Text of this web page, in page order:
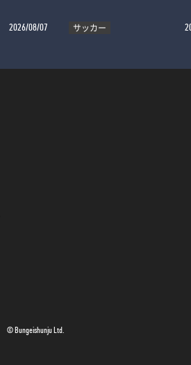
2026/08/07 サッカー
© Bungeishunju Ltd.